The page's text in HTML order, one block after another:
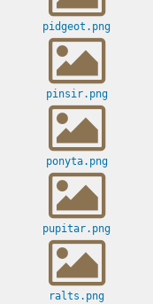
pidgeot.png
pinsir.png
ponyta.png
pupitar.png
ralts.png